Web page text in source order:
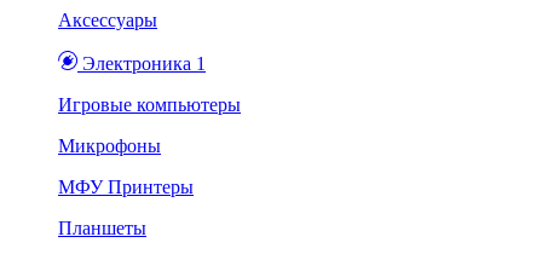
Аксессуары
Электроника 1
Игровые компьютеры
Микрофоны
МФУ Принтеры
Планшеты